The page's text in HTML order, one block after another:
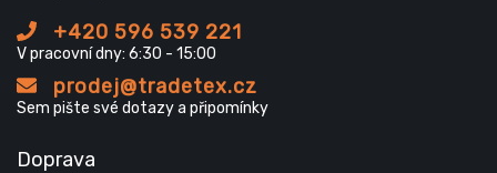
+420 596 539 221
V pracovní dny: 6:30 - 15:00
prodej@tradetex.cz
Sem pište své dotazy a připomínky
Doprava